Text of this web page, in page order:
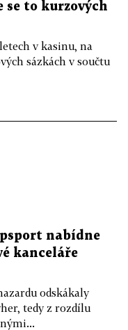
to kurzových
v kasinu, na
sázkách v součtu
nabídne
kanceláře
odskákaly
tedy z rozdílu